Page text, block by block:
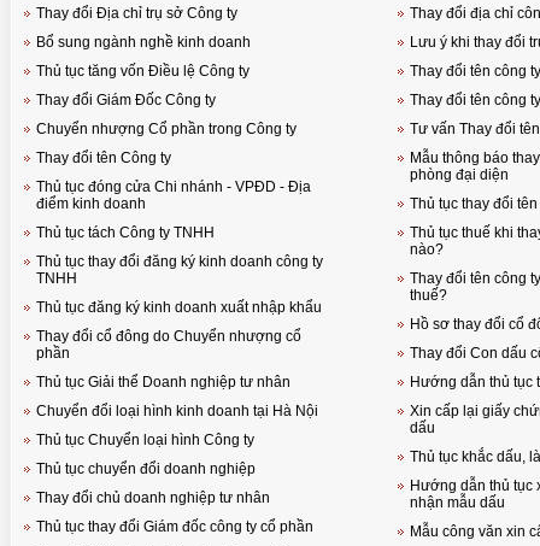
Thay đổi Địa chỉ trụ sở Công ty
Bổ sung ngành nghề kinh doanh
Thủ tục tăng vốn Điều lệ Công ty
Thay đổi Giám Đốc Công ty
Chuyển nhượng Cổ phần trong Công ty
Thay đổi tên Công ty
Thủ tục đóng cửa Chi nhánh - VPĐD - Địa
điểm kinh doanh
Thủ tục tách Công ty TNHH
Thủ tục thay đổi đăng ký kinh doanh công ty
TNHH
Thủ tục đăng ký kinh doanh xuất nhập khẩu
Thay đổi cổ đông do Chuyển nhượng cổ
phần
Thủ tục Giải thể Doanh nghiệp tư nhân
Chuyển đổi loại hình kinh doanh tại Hà Nội
Thủ tục Chuyển loại hình Công ty
Thủ tục chuyển đổi doanh nghiệp
Thay đổi chủ doanh nghiệp tư nhân
Thủ tục thay đổi Giám đốc công ty cổ phần
Thay đổi địa chỉ
Lưu ý khi thay đổi
Thay đổi tên công
Thay đổi tên công
Tư vấn Thay đổi
Mẫu thông báo
phòng đại diện
Thủ tục thay đổi
Thủ tục thuế khi
nào?
Thay đổi tên công
thuế?
Hồ sơ thay đổi cổ
Thay đổi Con dấu
Hướng dẫn thủ tục
Xin cấp lại giấy
dấu
Thủ tục khắc dấu,
Hướng dẫn thủ tục
nhận mẫu dấu
Mẫu công văn xin